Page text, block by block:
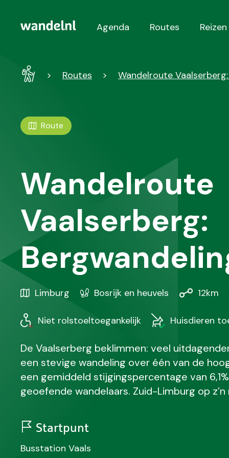
Hoofdnavigatie
Agenda Routes Reizen
WandelRoutes Wandelroute
Route
Wandelroute
Vaalserberg:
Gebied
Regio
Limburg Karakteristiek
Bosrijk en heuvels Afstand
12km
Niet rolstoeltoegankelijk Huisdieren
De Vaalserberg beklimmen: veel
een stevige wandeling over één van de
een gemiddeld stijgingspercentage van
geoefende wandelaars. Zuid-Limburg op
Startpunt
N
Busstation Vaals